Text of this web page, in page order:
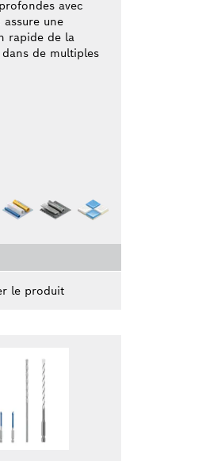
avec
assure une
rapide de la
dans de multiples
le produit